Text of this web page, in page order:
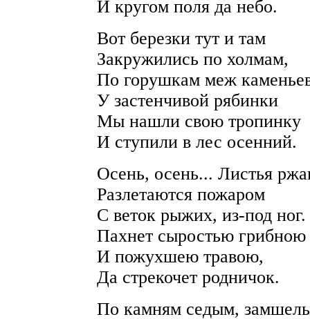
И кругом поля да небо.
Вот березки тут и там
Закружились по холмам,
По горушкам меж
У застенчивой рябинки
Мы нашли свою тропинку
И ступили в лес осенний.
Осень, осень... Листья
Разлетаются пожаром
С веток рыжих, из-под ног.
Пахнет сыростью грибною
И пожухшею травою,
Да стрекочет родничок.
По камням седым,